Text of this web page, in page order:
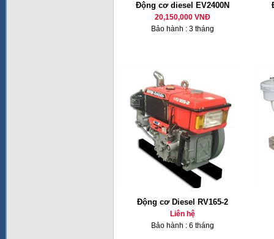
Động cơ diesel EV2400N
20,150,000 VNĐ
Bảo hành : 3 tháng
Động cơ Diesel RV165-2
Liên hệ
Bảo hành : 6 tháng